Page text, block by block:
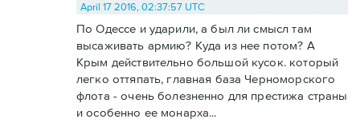
April 17 2016, 02:37:57 UTC
По Одессе и ударили, а был ли смысл там
высаживать армию? Куда из нее потом? А
Крым действительно большой кусок. который
легко оттяпать, главная база Черноморского
флота - очень болезненно для престижа страны
и особенно ее монарха...